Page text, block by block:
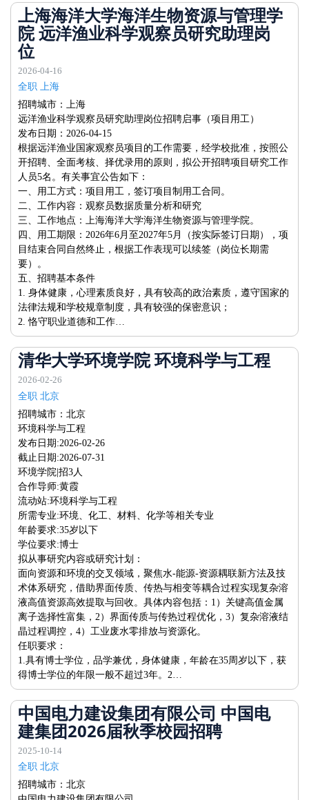
上海海洋大学海洋生物资源与管理学
院 远洋渔业科学观察员研究助理岗
位
2026-04-16
全职 上海
招聘城市：上海
远洋渔业科学观察员研究助理岗位招聘启事（项目用工）
发布日期：2026-04-15
根据远洋渔业国家观察员项目的工作需要，经学校批准，按照公
开招聘、全面考核、择优录用的原则，拟公开招聘项目研究工作
人员5名。有关事宜公告如下：
一、用工方式：项目用工，签订项目制用工合同。
二、工作内容：观察员数据质量分析和研究
三、工作地点：上海海洋大学海洋生物资源与管理学院。
四、用工期限：2026年6月至2027年5月（按实际签订日期），项
目结束合同自然终止，根据工作表现可以续签（岗位长期需
要）。
五、招聘基本条件
1. 身体健康，心理素质良好，具有较高的政治素质，遵守国家的
法律法规和学校规章制度，具有较强的保密意识；
2. 恪守职业道德和工作…
清华大学环境学院 环境科学与工程
2026-02-26
全职 北京
招聘城市：北京
环境科学与工程
发布日期:2026-02-26
截止日期:2026-07-31
环境学院|招3人
合作导师:黄霞
流动站:环境科学与工程
所需专业:环境、化工、材料、化学等相关专业
年龄要求:35岁以下
学位要求:博士
拟从事研究内容或研究计划：
面向资源和环境的交叉领域，聚焦水-能源-资源耦联新方法及技
术体系研究，借助界面传质、传热与相变等耦合过程实现复杂溶
液高值资源高效提取与回收。具体内容包括：1）关键高值金属
离子选择性富集，2）界面传质与传热过程优化，3）复杂溶液结
晶过程调控，4）工业废水零排放与资源化。
任职要求：
1.具有博士学位，品学兼优，身体健康，年龄在35周岁以下，获
得博士学位的年限一般不超过3年。2…
中国电力建设集团有限公司 中国电
建集团2026届秋季校园招聘
2025-10-14
全职 北京
招聘城市：北京